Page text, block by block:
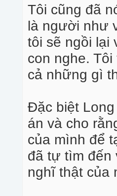
Tôi cũng đã
là người như
tôi sẽ ngồi lại
con nghe.
cả những gì
Đặc biệt
án và cho
của mình để
đã tự tìm đến
nghĩ thật của